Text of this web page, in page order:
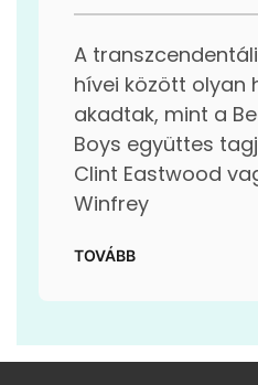
A
hívei között olyan
akadtak, mint a
Boys együttes
Clint Eastwood
Winfrey
TOVÁBB